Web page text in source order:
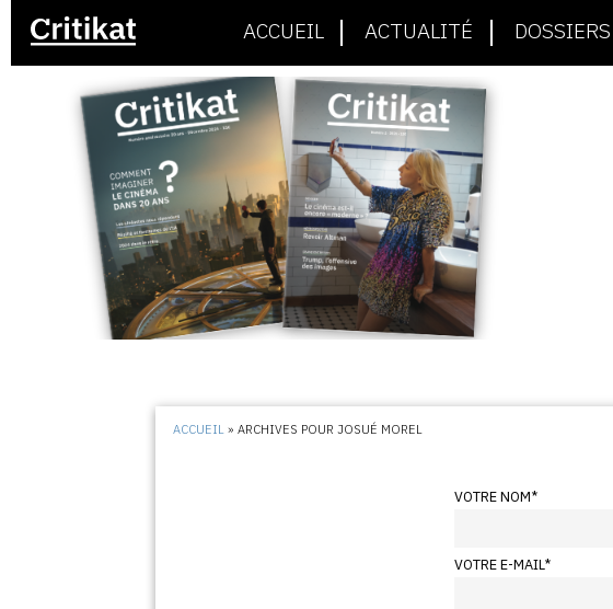
ACCUEIL ACTUALITÉ DOSSIERS
ACCUEIL »ARCHIVES POUR JOSUÉ MOREL
VOTRE NOM*
VOTRE E-MAIL*